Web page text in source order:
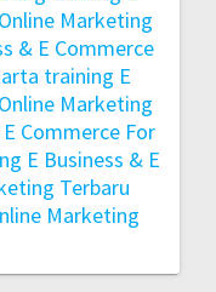
Marketing
& E Commerce
training E
Marketing
Commerce For
E Business & E
Terbaru
Marketing